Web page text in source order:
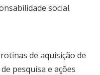
social.
de aquisição de
pesquisa e ações